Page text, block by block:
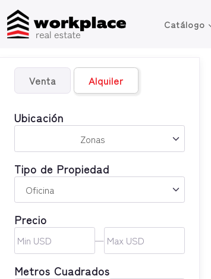
Catálogo
Venta Alquiler
Ubicación
Zonas
Tipo de Propiedad
Precio
—
Metros Cuadrados